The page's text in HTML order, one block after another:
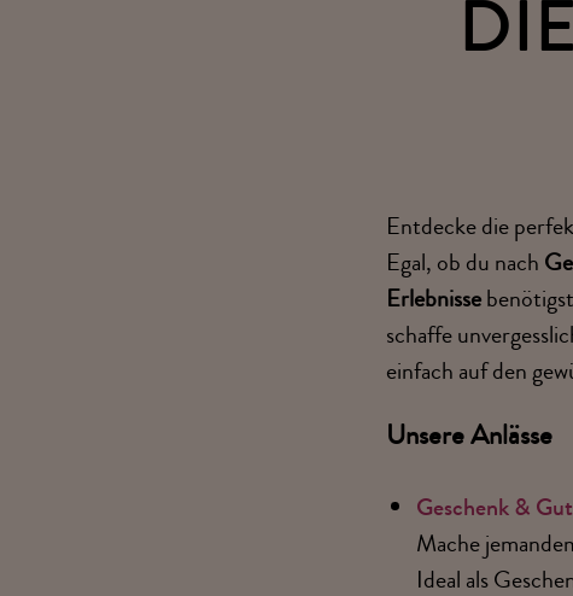
Entdecke die
Egal, ob du nach
Erlebnisse
schaffe
einfach auf den
Unsere Anlässe
Geschenk&
Mache
Ideal als